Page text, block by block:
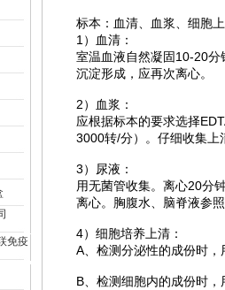
免疫
标本：血清、血浆、细胞
1）血清：
室温血液自然凝固10-20
沉淀形成，应再次离心。
2）血浆：
应根据标本的要求选择
3000转/分）。仔细收集上
3）尿液：
用无菌管收集。离心20分
离心。胸腹水、脑脊液参
4）细胞培养上清：
A、检测分泌性的成份时
B、检测细胞内的成份时